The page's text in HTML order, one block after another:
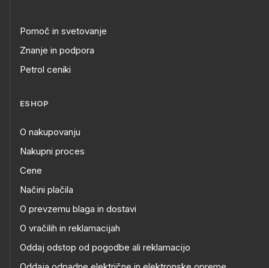
Pomoč in svetovanje
Znanje in podpora
Petrol ceniki
ESHOP
O nakupovanju
Nakupni proces
Cene
Načini plačila
O prevzemu blaga in dostavi
O vračilih in reklamacijah
Oddaj odstop od pogodbe ali reklamacijo